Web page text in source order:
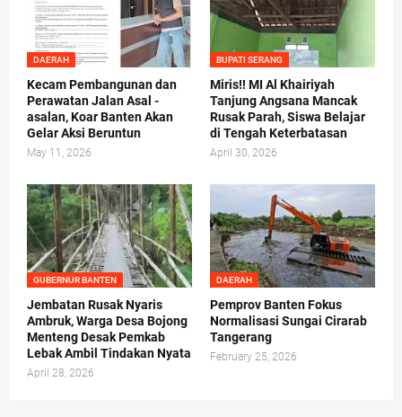
DAERAH
Kecam Pembangunan dan
Perawatan Jalan Asal -
asalan, Koar Banten Akan
Gelar Aksi Beruntun
May 11, 2026
BUPATI SERANG
Miris!! MI Al Khairiyah
Tanjung Angsana Mancak
Rusak Parah, Siswa Belajar
di Tengah Keterbatasan
April 30, 2026
GUBERNUR BANTEN
Jembatan Rusak Nyaris
Ambruk, Warga Desa Bojong
Menteng Desak Pemkab
Lebak Ambil Tindakan Nyata
April 28, 2026
DAERAH
Pemprov Banten Fokus
Normalisasi Sungai Cirarab
Tangerang
February 25, 2026